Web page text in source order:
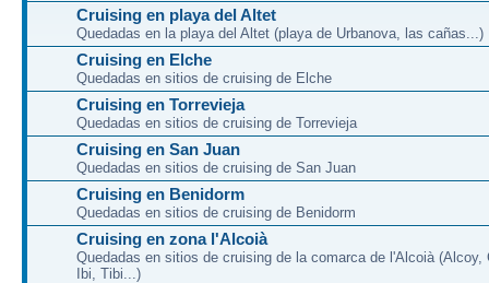
Cruising en playa del Altet
Quedadas en la playa del Altet (playa de Urbanova, las cañas...)
Cruising en Elche
Quedadas en sitios de cruising de Elche
Cruising en Torrevieja
Quedadas en sitios de cruising de Torrevieja
Cruising en San Juan
Quedadas en sitios de cruising de San Juan
Cruising en Benidorm
Quedadas en sitios de cruising de Benidorm
Cruising en zona l'Alcoià
Quedadas en sitios de cruising de la comarca de l'Alcoià (Alcoy,
Ibi, Tibi...)